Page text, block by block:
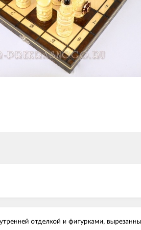
отделкой и фигурками,